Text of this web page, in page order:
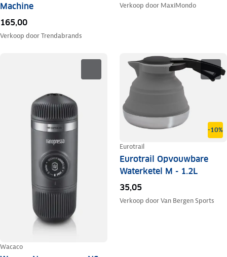
Machine
165,00
Verkoop doorTrendabrands
Verkoop door MaxiMondo
Wacaco
-10%
Eurotrail
Eurotrail Opvouwbare
Waterketel M - 1.2L
35,05
Verkoop doorVan Bergen Sports